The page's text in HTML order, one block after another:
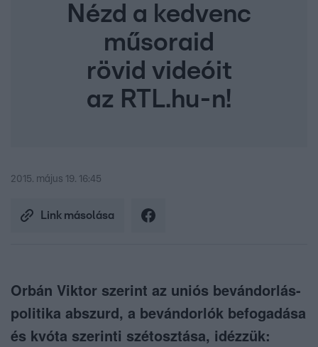
Nézd a kedvenc
műsoraid
rövid videóit
az RTL.hu-n!
2015. május 19. 16:45
Link másolása
Orbán Viktor szerint az uniós bevándorlás-
politika abszurd, a bevándorlók befogadása
és kvóta szerinti szétosztása, idézzük: